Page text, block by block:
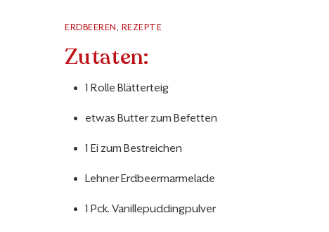
ERDBEEREN , REZEPTE
Zutaten:
1 Rolle Blätterteig
etwas Butter zum Befetten
1 Ei zum Bestreichen
Lehner Erdbeermarmelade
1 Pck. Vanillepuddingpulver